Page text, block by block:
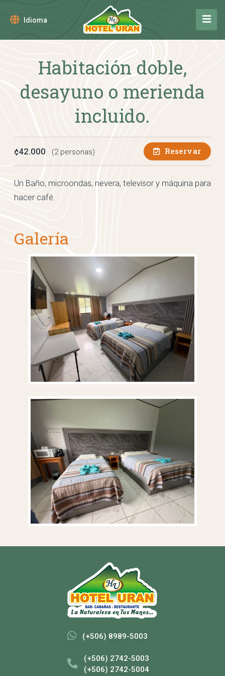
Idioma
Habitación doble,
desayuno o merienda
incluido.
¢42.000 (2 personas) Reservar
Un Baño, microondas, nevera, televisor y máquina para
hacer café.
Galería
(+506) 8989-5003
(+506) 2742-5003
(+506) 2742-5004